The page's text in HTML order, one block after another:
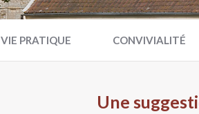
VIE PRATIQUE CONVIVIALITÉ
Une